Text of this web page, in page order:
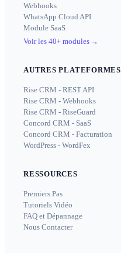
Webhooks
WhatsApp Cloud API
Module SaaS
Voir les 40+ modules →
AUTRES PLATEFORMES
Rise CRM - REST API
Rise CRM - Webhooks
Rise CRM - RiseGuard
Concord CRM - SaaS
Concord CRM - Facturation
WordPress - WordFex
RESSOURCES
Premiers Pas
Tutoriels Vidéo
FAQ et Dépannage
Nous Contacter